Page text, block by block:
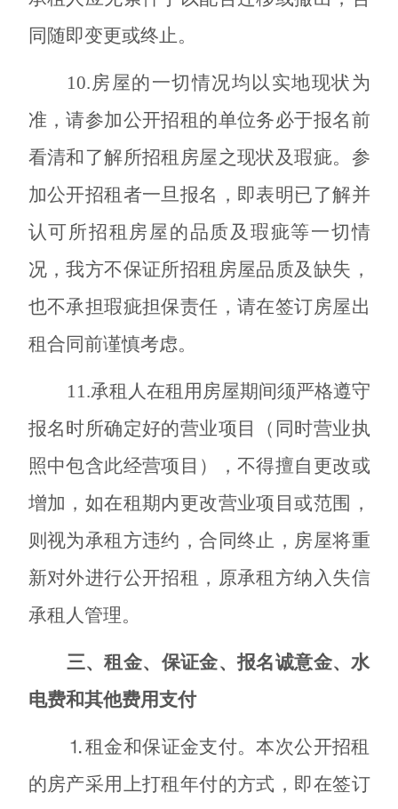
同随即变更或终止。
10. 房屋的一切情况均以实地现状为
准，请参加公开招租的单位务必于报名前
看清和了解所招租房屋之现状及瑕疵。 参
加公开招租者一旦报名，即表明已了解并
认可所招租房屋的品质及瑕疵等一切情
况，我方不保证所招租房屋品质及缺失，
也不承担瑕疵担保责任，请在签订房屋出
租合同前谨慎考虑。
11.承租人在租用房屋期间须严格遵守
报名时所确定好的营业项目（同时营业执
照中包含此经营项目），不得擅自更改或
增加，如在租期内更改营业项目或范围，
则视为承租方违约，合同终止，房屋将重
新对外进行公开招租，原承租方纳入失信
承租人管理。
三、租金、保证金、报名诚意金、水
电费和其他费用支付
⒈租金和保证金支付。本次公开招租
的房产采用上打租年付的方式，即在签订